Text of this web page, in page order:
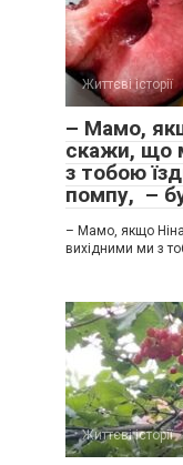
Життєві історії
– Мамо,
скажи, що
з тобою
помпу, –
– Мамо, якщо
вихідними ми з
Життєві історії